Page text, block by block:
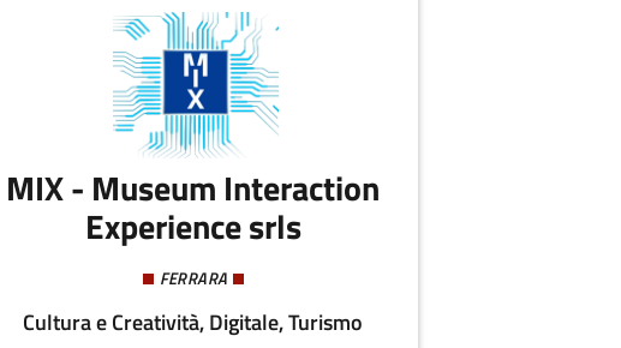
MIX - Museum Interaction
Experience srls
FERRARA
Cultura e Creatività, Digitale, Turismo